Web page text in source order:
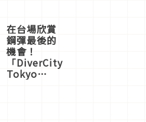
在台場欣賞
鋼彈最後的
機會！
「DiverCity
Tokyo